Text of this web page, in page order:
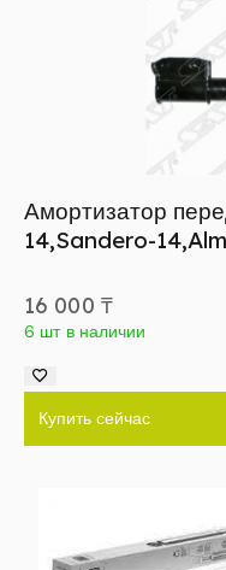
Амортизатор
14,Sandero-
16 000 ₸
6 шт в наличии
Купить сейчас